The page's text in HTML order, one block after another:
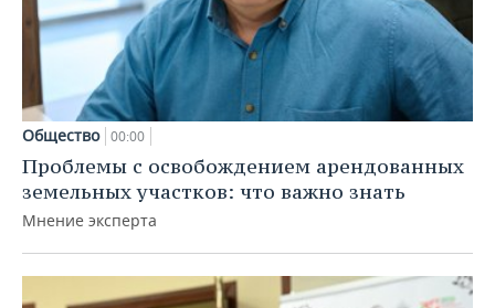
Общество 00:00
Проблемы с освобождением арендованных
земельных участков: что важно знать
Мнение эксперта